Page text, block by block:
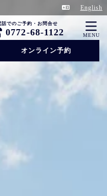
English
話でのご予約・お問合せ
0772-68-1122
オンライン予約
MENU